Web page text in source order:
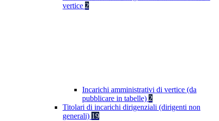
vertice 2
Incarichi amministrativi di vertice (da
pubblicare in tabelle) 2
Titolari di incarichi dirigenziali (dirigenti non
generali) 19